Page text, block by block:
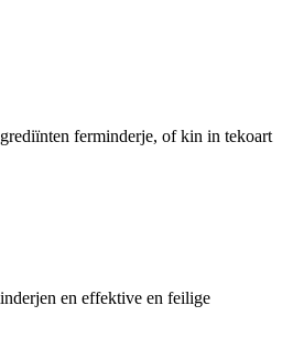
ferminderje, of kin in tekoart
en effektive en feilige